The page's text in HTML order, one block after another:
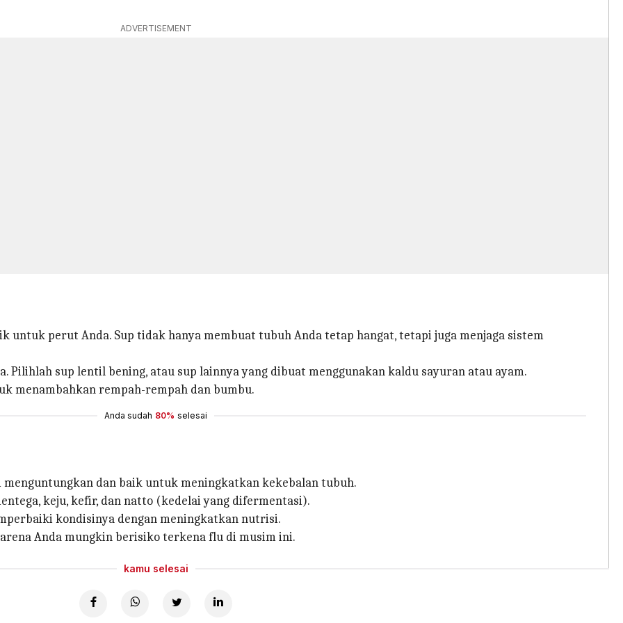
ADVERTISEMENT
untuk perut Anda. Sup tidak hanya membuat tubuh Anda tetap hangat, tetapi juga menjaga sistem
Pilihlah sup lentil bening, atau sup lainnya yang dibuat menggunakan kaldu sayuran atau ayam.
menambahkan rempah-rempah dan bumbu.
Anda sudah 80% selesai
dan baik untuk meningkatkan kekebalan tubuh.
keju, kefir, dan natto (kedelai yang difermentasi).
kondisinya dengan meningkatkan nutrisi.
Anda mungkin berisiko terkena flu di musim ini.
kamu selesai